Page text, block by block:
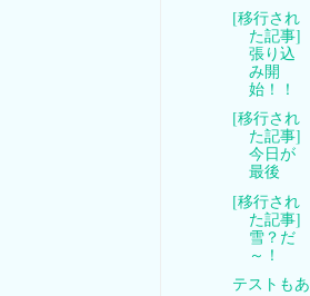
[移行され
た記事]
張り込
み開
始！！
[移行され
た記事]
今日が
最後
[移行され
た記事]
雪？だ
～！
テストもあ